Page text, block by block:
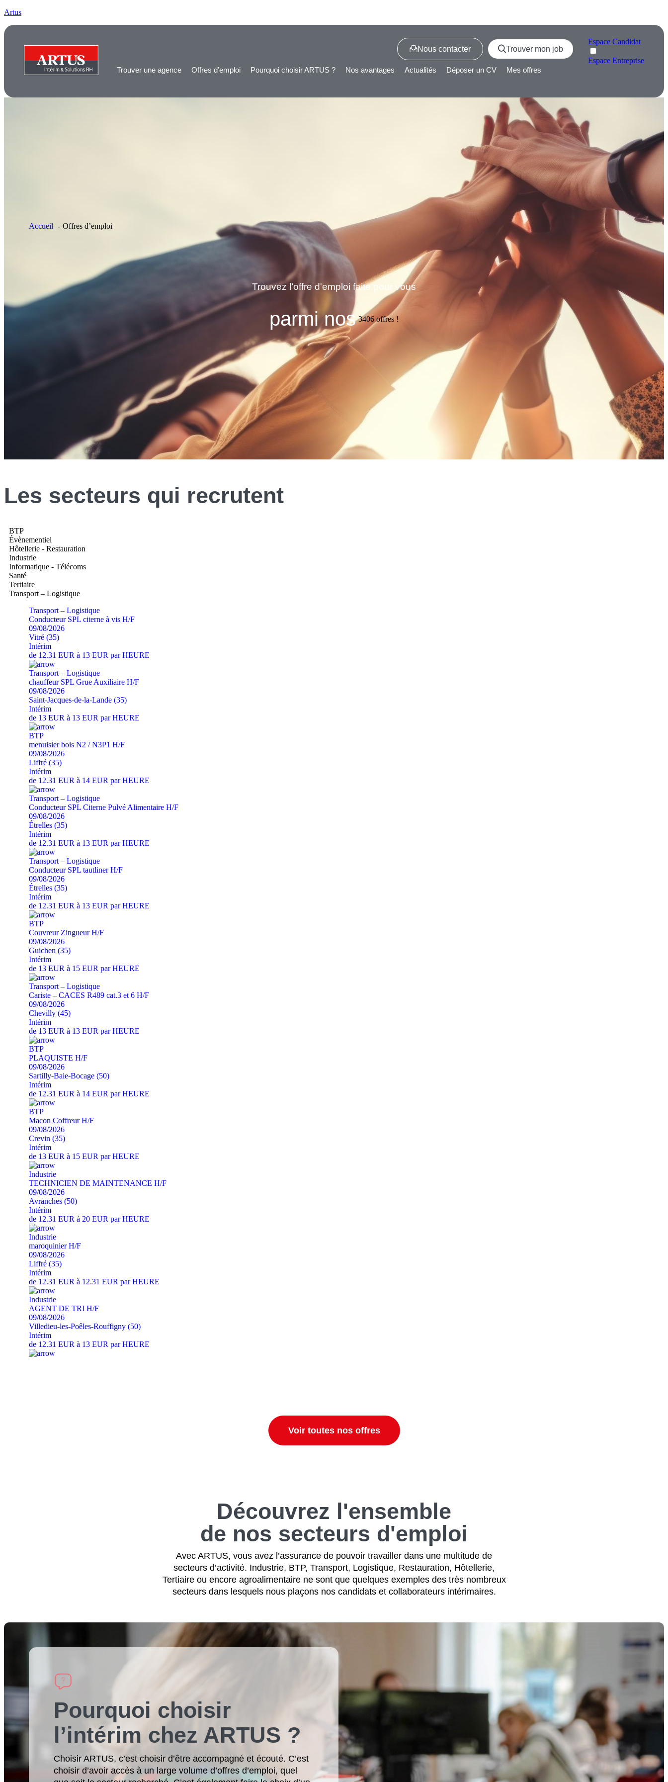
Artus
Nous contacter Trouver mon job
EspaceCandidat
EspaceEntreprise
Trouver une agence
Offres d’emploi Pourquoi choisir ARTUS ? Nos avantages Actualités Déposer un CV Mes offres
Accueil Offres d’emploi
Trouvez l’offre d'emploi faite pour vous
parmi nos 3406 offres !
Les secteurs qui recrutent
BTP
Évènementiel
Hôtellerie - Restauration
Industrie
Informatique - Télécoms
Santé
Tertiaire
Transport – Logistique
Transport – Logistique
Conducteur SPL citerne à vis H/F
09/08/2026
Vitré (35)
Intérim
de 12.31 EUR à 13 EUR par HEURE
Transport – Logistique
chauffeur SPL Grue Auxiliaire H/F
09/08/2026
Saint-Jacques-de-la-Lande (35)
Intérim
de 13 EUR à 13 EUR par HEURE
BTP
menuisier bois N2 / N3P1 H/F
09/08/2026
Liffré (35)
Intérim
de 12.31 EUR à 14 EUR par HEURE
Transport – Logistique
Conducteur SPL Citerne Pulvé Alimentaire H/F
09/08/2026
Étrelles (35)
Intérim
de 12.31 EUR à 13 EUR par HEURE
Transport – Logistique
Conducteur SPL tautliner H/F
09/08/2026
Étrelles (35)
Intérim
de 12.31 EUR à 13 EUR par HEURE
BTP
Couvreur Zingueur H/F
09/08/2026
Guichen (35)
Intérim
de 13 EUR à 15 EUR par HEURE
Transport – Logistique
Cariste – CACES R489 cat.3 et 6 H/F
09/08/2026
Chevilly (45)
Intérim
de 13 EUR à 13 EUR par HEURE
BTP
PLAQUISTE H/F
09/08/2026
Sartilly-Baie-Bocage (50)
Intérim
de 12.31 EUR à 14 EUR par HEURE
BTP
Macon Coffreur H/F
09/08/2026
Crevin (35)
Intérim
de 13 EUR à 15 EUR par HEURE
Industrie
TECHNICIEN DE MAINTENANCE H/F
09/08/2026
Avranches (50)
Intérim
de 12.31 EUR à 20 EUR par HEURE
Industrie
maroquinier H/F
09/08/2026
Liffré (35)
Intérim
de 12.31 EUR à 12.31 EUR par HEURE
Industrie
AGENT DE TRI H/F
09/08/2026
Villedieu-les-Poêles-Rouffigny (50)
Intérim
de 12.31 EUR à 13 EUR par HEURE
Voir toutes nos offres
Découvrez l'ensemble
de nos secteurs d'emploi
Avec ARTUS, vous avez l’assurance de pouvoir travailler dans une multitude de
secteurs d’activité. Industrie, BTP, Transport, Logistique, Restauration, Hôtellerie,
Tertiaire ou encore agroalimentaire ne sont que quelques exemples des très nombreux
secteurs dans lesquels nous plaçons nos candidats et collaborateurs intérimaires.
Pourquoi choisir
l’intérim chez ARTUS ?
Choisir ARTUS, c’est choisir d’être accompagné et écouté. C’est
choisir d’avoir accès à un large volume d’offres d’emploi, quel